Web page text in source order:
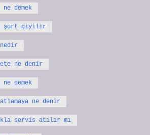
ne demek
şort giyilir
ne denir
demek
ne denir
servis atılır mı